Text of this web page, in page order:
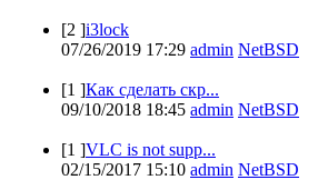
[2 ]i3lock
07/26/2019 17:29 admin NetBSD
[1 ]Как сделать скр...
09/10/2018 18:45 admin NetBSD
[1 ]VLC is not supp...
02/15/2017 15:10 admin NetBSD